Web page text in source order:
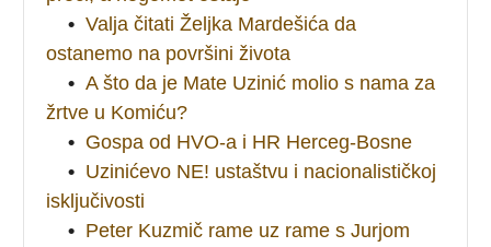
• Valja čitati Željka Mardešića da
ostanemo na površini života
• A što da je Mate Uzinić molio s nama za
žrtve u Komiću?
• Gospa od HVO-a i HR Herceg-Bosne
• Uzinićevo NE! ustaštvu i nacionalističkoj
isključivosti
• Peter Kuzmič rame uz rame s Jurjom